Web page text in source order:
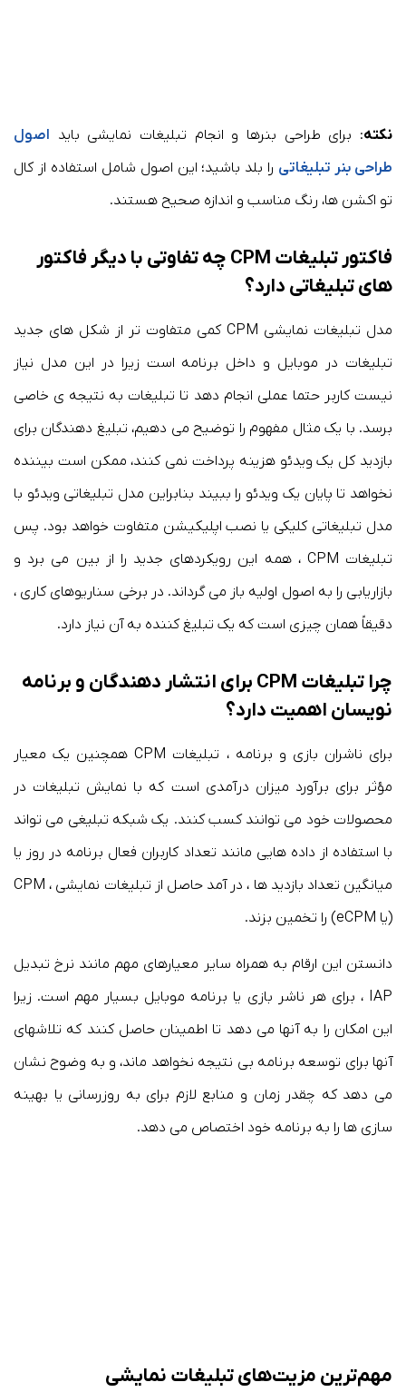
نکته: برای طراحی بنرها و انجام تبلیغات نمایشی باید اصول
طراحی بنر تبلیغاتی را بلد باشید؛ این اصول شامل استفاده از کال
تو اکشن ها، رنگ مناسب و اندازه صحیح هستند.
فاکتور تبلیغات CPM چه تفاوتی با دیگر فاکتور
های تبلیغاتی دارد؟
مدل تبلیغات نمایشی CPM کمی متفاوت تر از شکل های جدید
تبلیغات در موبایل و داخل برنامه است زیرا در این مدل نیاز
نیست کاربر حتما عملی انجام دهد تا تبلیغات به نتیجه ی خاصی
برسد. با یک مثال مفهوم را توضیح می دهیم، تبلیغ دهندگان برای
بازدید کل یک ویدئو هزینه پرداخت نمی کنند، ممکن است بیننده
نخواهد تا پایان یک ویدئو را ببیند بنابراین مدل تبلیغاتی ویدئو با
مدل تبلیغاتی کلیکی یا نصب اپلیکیشن متفاوت خواهد بود. پس
تبلیغات CPM ، همه این رویکردهای جدید را از بین می برد و
بازاریابی را به اصول اولیه باز می گرداند. در برخی سناریوهای کاری ،
دقیقاً همان چیزی است که یک تبلیغ کننده به آن نیاز دارد.
چرا تبلیغات CPM برای انتشار دهندگان و برنامه
نویسان اهمیت دارد؟
برای ناشران بازی و برنامه ، تبلیغات CPM همچنین یک معیار
مؤثر برای برآورد میزان درآمدی است که با نمایش تبلیغات در
محصولات خود می توانند کسب کنند. یک شبکه تبلیغی می تواند
با استفاده از داده هایی مانند تعداد کاربران فعال برنامه در روز یا
میانگین تعداد بازدید ها ، در آمد حاصل از تبلیغات نمایشی ، CPM
(یا eCPM) را تخمین بزند.
دانستن این ارقام به همراه سایر معیارهای مهم مانند نرخ تبدیل
IAP ، برای هر ناشر بازی یا برنامه موبایل بسیار مهم است. زیرا
این امکان را به آنها می دهد تا اطمینان حاصل کنند که تلاشهای
آنها برای توسعه برنامه بی نتیجه نخواهد ماند، و به وضوح نشان
می دهد که چقدر زمان و منابع لازم برای به روزرسانی یا بهینه
سازی ها را به برنامه خود اختصاص می دهد.
مهم‌ترین مزیت‌های تبلیغات نمایشی